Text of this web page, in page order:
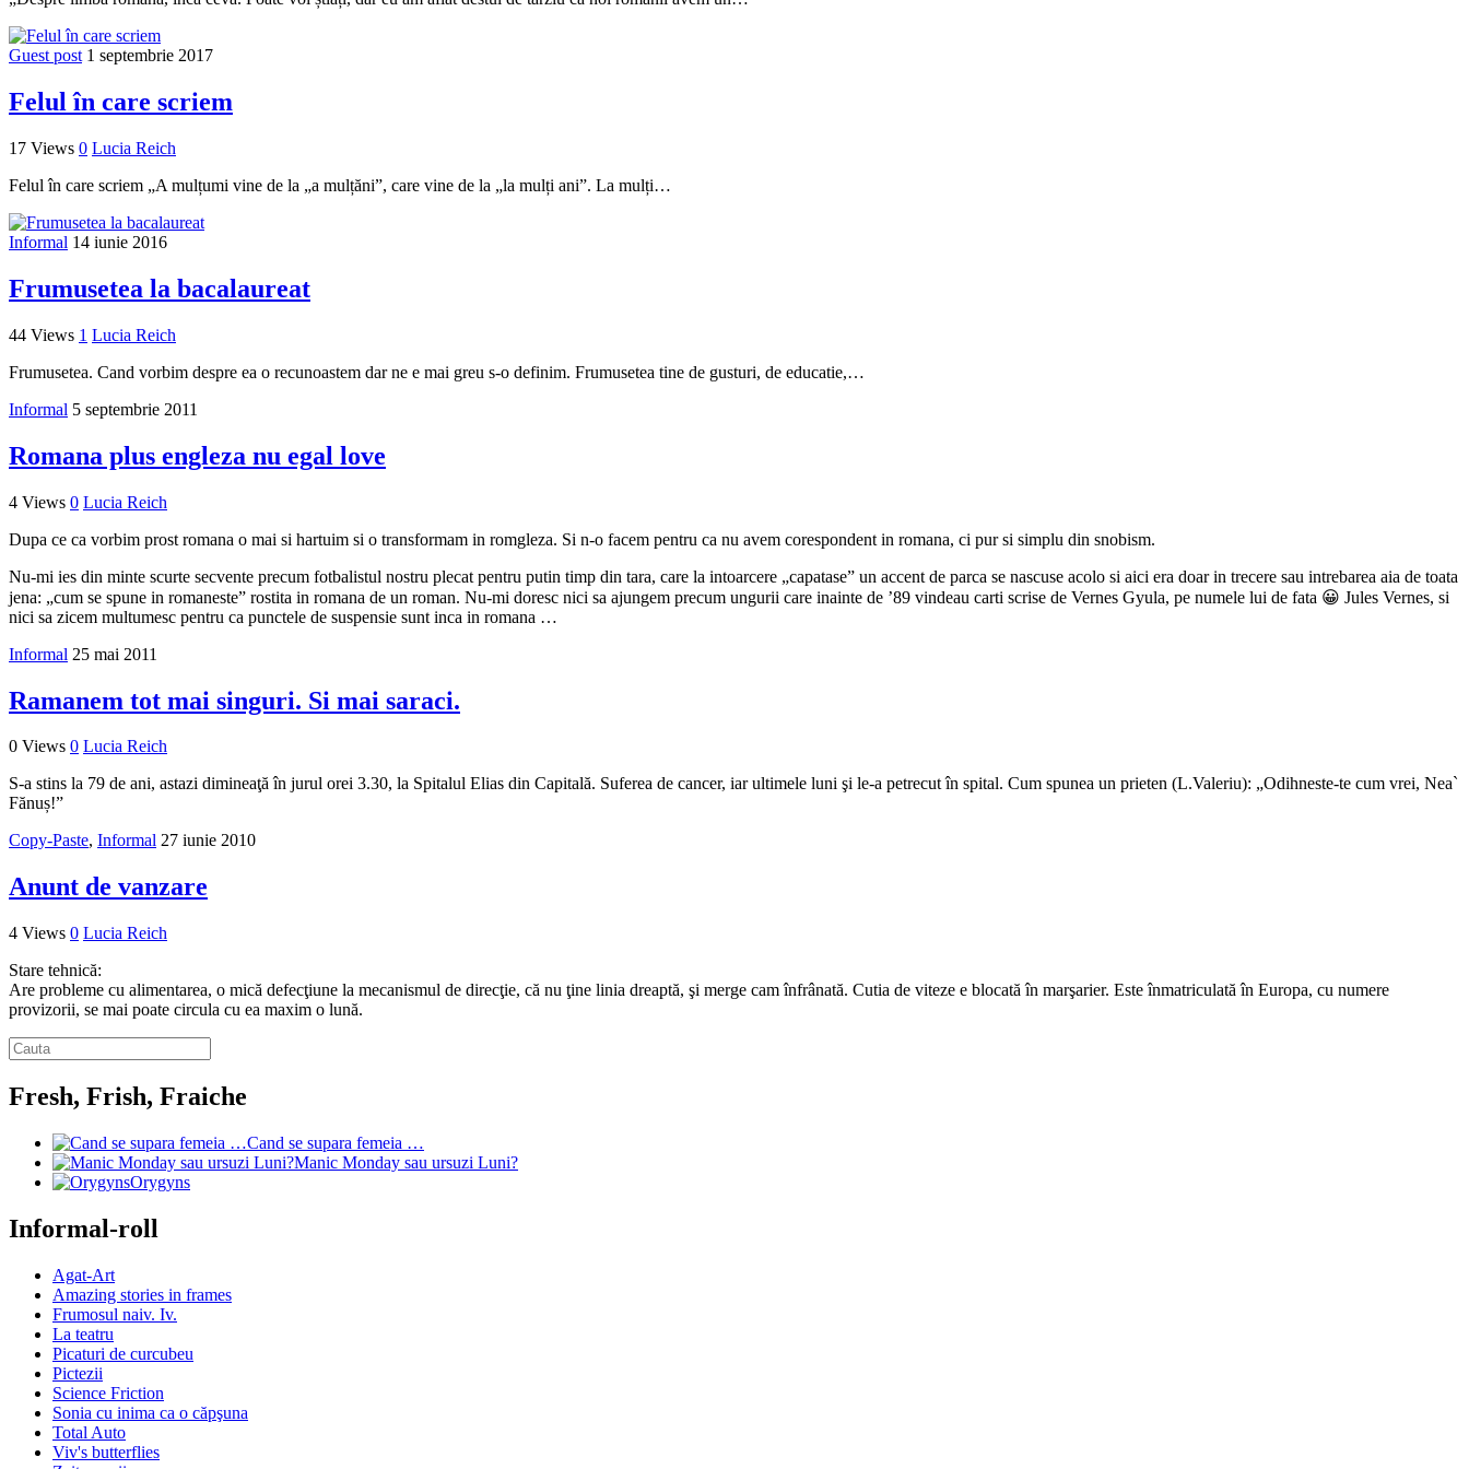
Guest post 1 septembrie 2017
Felul în care scriem
17 Views 0 Lucia Reich
Felul în care scriem „A mulțumi vine de la „a mulțăni”, care vine de la „la mulți ani”. La mulți…
Informal 14 iunie 2016
Frumusetea la bacalaureat
44 Views 1 Lucia Reich
Frumusetea. Cand vorbim despre ea o recunoastem dar ne e mai greu s-o definim. Frumusetea tine de gusturi, de educatie,…
Informal 5 septembrie 2011
Romana plus engleza nu egal love
4 Views 0 Lucia Reich
Dupa ce ca vorbim prost romana o mai si hartuim si o transformam in romgleza. Si n-o facem pentru ca nu avem corespondent in romana, ci pur si simplu din snobism.
Nu-mi ies din minte scurte secvente precum fotbalistul nostru plecat pentru putin timp din tara, care la intoarcere „capatase” un accent de parca se nascuse acolo si aici era doar in trecere sau intrebarea aia de toata
jena: „cum se spune in romaneste” rostita in romana de un roman. Nu-mi doresc nici sa ajungem precum ungurii care inainte de ’89 vindeau carti scrise de Vernes Gyula, pe numele lui de fata 😀 Jules Vernes, si
nici sa zicem multumesc pentru ca punctele de suspensie sunt inca in romana …
Informal 25 mai 2011
Ramanem tot mai singuri. Si mai saraci.
0 Views 0 Lucia Reich
S-a stins la 79 de ani, astazi dimineaţă în jurul orei 3.30, la Spitalul Elias din Capitală. Suferea de cancer, iar ultimele luni şi le-a petrecut în spital. Cum spunea un prieten (L.Valeriu): „Odihneste-te cum vrei, Nea`
Fănuș!”
Copy-Paste, Informal 27 iunie 2010
Anunt de vanzare
4 Views 0 Lucia Reich
Stare tehnică:
Are probleme cu alimentarea, o mică defecţiune la mecanismul de direcţie, că nu ţine linia dreaptă, şi merge cam înfrânată. Cutia de viteze e blocată în marşarier. Este înmatriculată în Europa, cu numere
provizorii, se mai poate circula cu ea maxim o lună.
Fresh, Frish, Fraiche
Cand se supara femeia …
Manic Monday sau ursuzi Luni?
Orygyns
Informal-roll
Agat-Art
Amazing stories in frames
Frumosul naiv. Iv.
La teatru
Picaturi de curcubeu
Pictezii
Science Friction
Sonia cu inima ca o căpşuna
Total Auto
Viv's butterflies